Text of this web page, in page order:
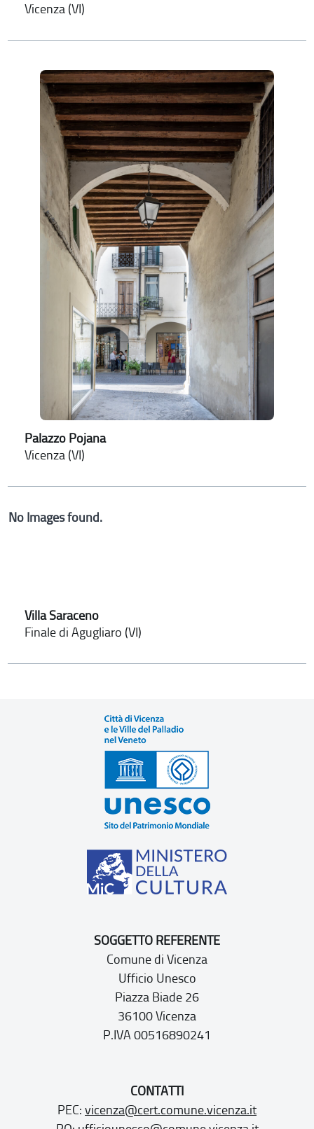
Vicenza (VI)
Palazzo Pojana
Vicenza (VI)
No Images found.
Villa Saraceno
Finale di Agugliaro (VI)
SOGGETTO REFERENTE
Comune di Vicenza
Ufficio Unesco
Piazza Biade 26
36100 Vicenza
P.IVA 00516890241
CONTATTI
PEC: vicenza@cert.comune.vicenza.it